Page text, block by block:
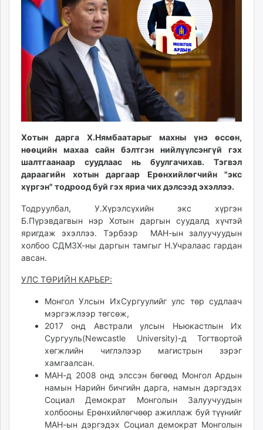
ikon.mn
mnb.mn
Livetv.mn
Eguur.mn
24tsag.mn
shuud.mn
eagle.mn
ergelt.mn
today.mn
zuv.mn
mminfo.mn
ugluu.mn
unen.mn
asu.mn
shudarga.mn
shuurhai.mn
mglradio.com
itoim.mn
tumen.mn
shuum.mn
times.mn
tvmongolia.mn
mass.mn
unegui.mn
Хотын дарга Х.Нямбаатарыг махны үнэ өссөн,
нөөцийн махаа сайн бэлтгэн нийлүүлсэнгүй гэх
шалтгаанаар суудлаас нь буулгачихав. Тэгвэл
дараагийн хотын даргаар Ерөнхийлөгчийн "экс
хүргэн" тодроод буй гэх яриа чих дэлсээд эхэллээ.
Тодруулбал, У.Хүрэлсүхийн экс хүргэн
Б.Пүрэвдагвын нэр Хотын даргын суудалд хүчтэй
яригдаж эхэллээ. Тэрбээр МАН-ын залуучуудын
холбоо СДМЗХ-ны даргын тамгыг Н.Учралаас гардан
авсан.
УЛС ТӨРИЙН КАРЬЕР:
Монгол Улсын ИхСургуулийг улс төр судлаач
мэргэжлээр төгсөж,
2017 онд Австрали улсын Ньюкастлын Их
Сургууль(Newcastle University)-д Тогтвортой
хөгжлийн чиглэлээр магистрын зэрэг
хамгаалсан.
МАН-д 2008 онд элссэн бөгөөд Монгол Ардын
намын Нарийн бичгийн дарга, намын дэргэдэх
Социал Демократ Монголын Залуучуудын
холбооны Ерөнхийлөгчөөр ажиллаж буй түүнийг
МАН-ын дэргэдэх Социал демократ Монголын